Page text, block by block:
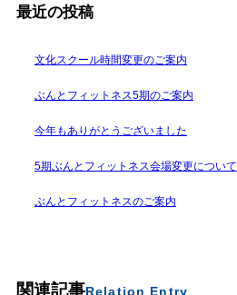
最近の投稿
文化スクール時間変更のご案内
ぶんとフィットネス5期のご案内
今年もありがとうございました
5期ぶんとフィットネス会場変更について
ぶんとフィットネスのご案内
関連記事Relation Entry